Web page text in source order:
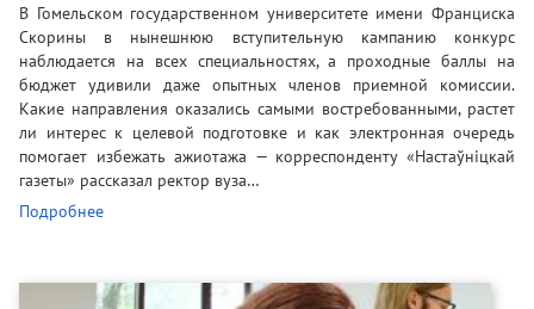
В Гомельском государственном университете имени Франциска
Скорины в нынешнюю вступительную кампанию конкурс
наблюдается на всех специальностях, а проходные баллы на
бюджет удивили даже опытных членов приемной комиссии.
Какие направления оказались самыми востребованными, растет
ли интерес к целевой подготовке и как электронная очередь
помогает избежать ажиотажа — корреспонденту «Настаўніцкай
газеты» рассказал ректор вуза…
Подробнее